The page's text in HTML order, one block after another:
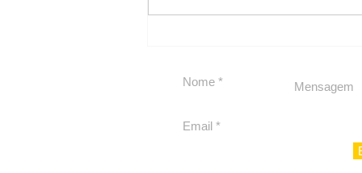
para São Paulo